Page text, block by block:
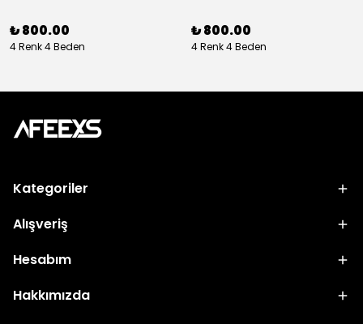
₺ 800.00
4 Renk 4 Beden
₺ 800.00
4 Renk 4 Beden
Kategoriler
Alışveriş
Hesabım
Hakkımızda